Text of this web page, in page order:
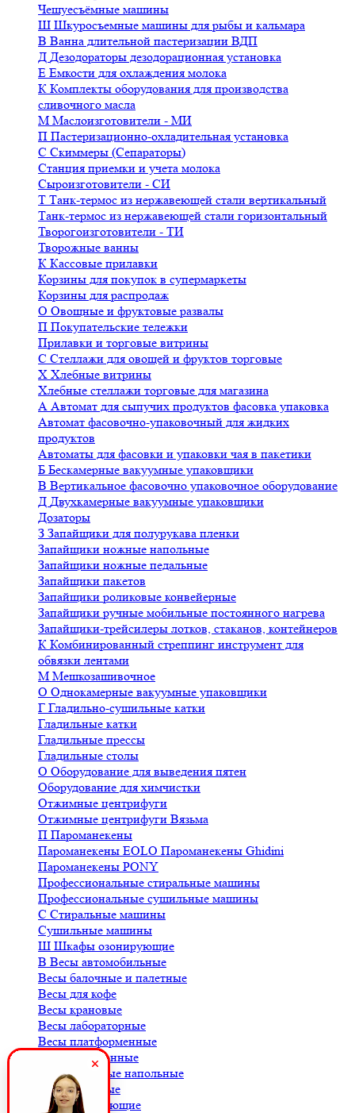
Чешуесъёмные машины
Ш Шкуросъемные машины для рыбы и кальмара
В Ванна длительной пастеризации ВДП
Д Дезодораторы дезодорационная установка
Е Емкости для охлаждения молока
К Комплекты оборудования для производства
сливочного масла
М Маслоизготовители - МИ
П Пастеризационно-охладительная установка
С Скиммеры (Сепараторы)
Станция приемки и учета молока
Сыроизготовители - СИ
Т Танк-термос из нержавеющей стали вертикальный
Танк-термос из нержавеющей стали горизонтальный
Творогоизготовители - ТИ
Творожные ванны
К Кассовые прилавки
Корзины для покупок в супермаркеты
Корзины для распродаж
О Овощные и фруктовые развалы
П Покупательские тележки
Прилавки и торговые витрины
С Стеллажи для овощей и фруктов торговые
Х Хлебные витрины
Хлебные стеллажи торговые для магазина
А Автомат для сыпучих продуктов фасовка упаковка
Автомат фасовочно-упаковочный для жидких
продуктов
Автоматы для фасовки и упаковки чая в пакетики
Б Бескамерные вакуумные упаковщики
В Вертикальное фасовочно упаковочное оборудование
Д Двухкамерные вакуумные упаковщики
Дозаторы
З Запайщики для полурукава пленки
Запайщики ножные напольные
Запайщики ножные педальные
Запайщики пакетов
Запайщики роликовые конвейерные
Запайщики ручные мобильные постоянного нагрева
Запайщики-трейсилеры лотков, стаканов, контейнеров
К Комбинированный стреппинг инструмент для
обвязки лентами
М Мешкозашивочное
О Однокамерные вакуумные упаковщики
Г Гладильно-сушильные катки
Гладильные катки
Гладильные прессы
Гладильные столы
О Оборудование для выведения пятен
Оборудование для химчистки
Отжимные центрифуги
Отжимные центрифуги Вязьма
П Пароманекены
Пароманекены EOLO Пароманекены Ghidini
Пароманекены PONY
Профессиональные стиральные машины
Профессиональные сушильные машины
С Стиральные машины
Сушильные машины
Ш Шкафы озонирующие
В Весы автомобильные
Весы балочные и палетные
Весы для кофе
Весы крановые
Весы лабораторные
Весы платформенные
Весы порционные
Весы товарные напольные
Весы торговые
ККомплектующие